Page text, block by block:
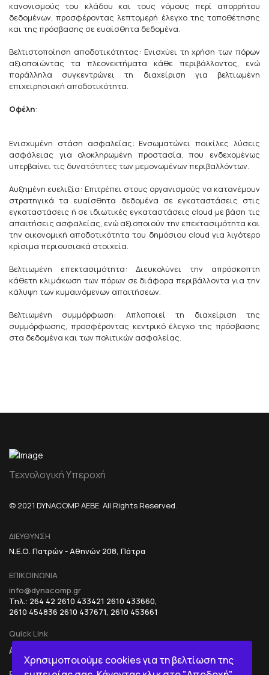
κανονισμούς του κλάδου και τους νόμους περί απορρήτου
δεδομένων, προσφέροντας λεπτομερή έλεγχο της τοποθέτησης
και της πρόσβασης σε ευαίσθητα δεδομένα.
Βελτιστοποίηση αποδοτικότητας: Ενισχύει τη χρήση των πόρων
αξιοποιώντας τα πλεονεκτήματα κάθε περιβάλλοντος, ενώ
παράλληλα συγκεντρώνει τη διαχείριση για βελτιωμένη
επιχειρησιακή αποδοτικότητα.
Οφέλη:
Ενισχυμένη στάση ασφαλείας: Ενσωματώνει ποικίλες λύσεις
ασφάλειας για ολοκληρωμένη προστασία, που ενδεχομένως
υπερβαίνει τις δυνατότητες των μεμονωμένων περιβαλλόντων.
Αυξημένη ευελιξία: Επιτρέπει στους οργανισμούς να κατανέμουν
στρατηγικά τα ευαίσθητα δεδομένα σε εγκαταστάσεις στις
εγκαταστάσεις ή σε ιδιωτικές εγκαταστάσεις cloud με βάση τις
απαιτήσεις ασφαλείας, ενώ αξιοποιούν την επεκτασιμότητα και
την οικονομική αποδοτικότητα του δημόσιου cloud για λιγότερο
κρίσιμα περιουσιακά στοιχεία.
Βελτιωμένη επεκτασιμότητα: Διευκολύνει την απρόσκοπτη
κάθετη κλιμάκωση των πόρων σε διάφορα περιβάλλοντα για την
κάλυψη των κυμαινόμενων απαιτήσεων.
Βελτιωμένη συμμόρφωση: Απλοποιεί τη διαχείριση της
συμμόρφωσης, προσφέροντας κεντρικό έλεγχο της πρόσβασης
στα δεδομένα και των πολιτικών ασφαλείας.
Τεχνολογική Υπεροχή
© 2021 DYNACOMP AEBE. All Rights Reserved.
ΔΙΕΥΘΥΝΣΗ
Ν.Ε.Ο. Πατρών - Αθηνών 208, Πάτρα
ΕΠΙΚΟΙΝΩΝΙΑ
info@dynacomp.gr
Τηλ.: 264 42 2610 433421 2610 433660,
2610 454836 2610 437671, 2610 453661
Quick Link
ΑΡΧΙΚΗ
Χρησιμοποιούμε cookies για τη βελτίωση της